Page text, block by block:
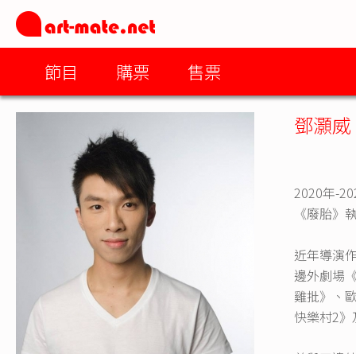
節目 購票 售票
鄧灝威
2020年-
《廢胎》
近年導演
邊外劇場
雞批》、
快樂村2